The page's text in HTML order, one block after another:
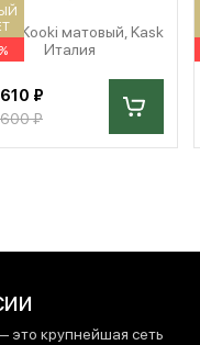
Kooki матовый, Kask
Италия
₽
₽
это крупнейшая сеть